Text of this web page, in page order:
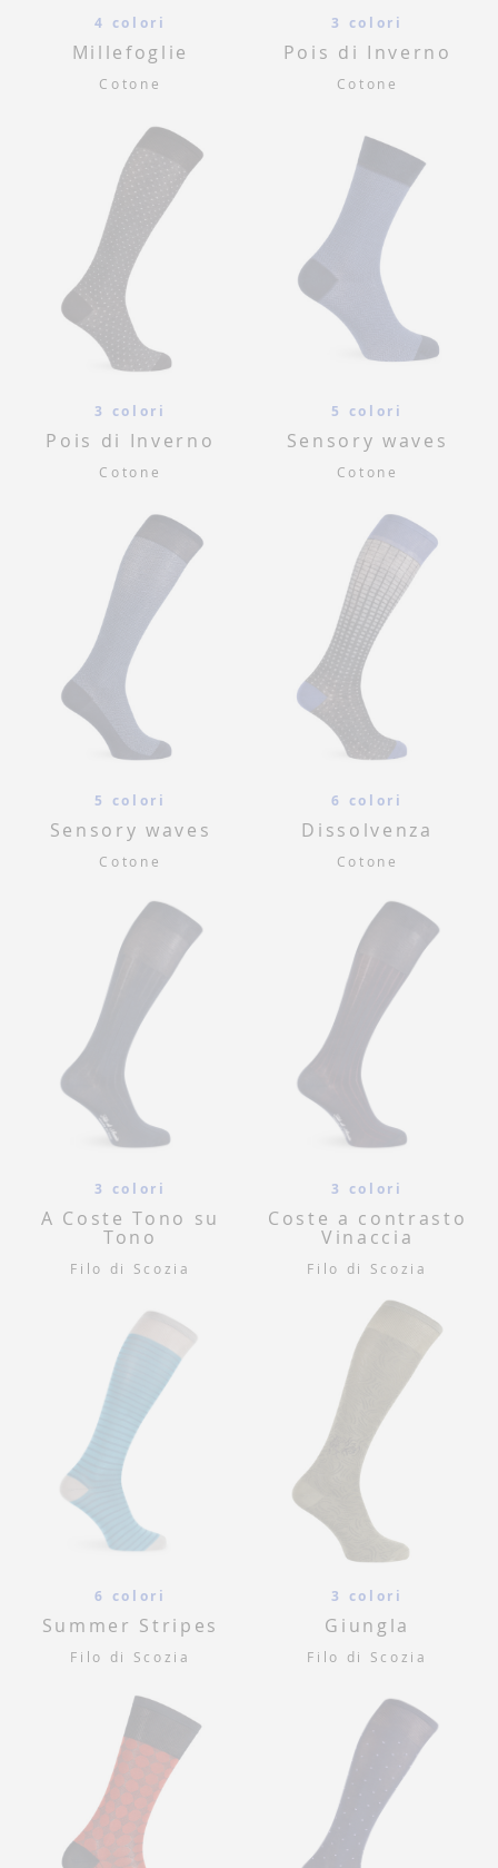
4 colori
Millefoglie
Cotone
3 colori
Pois di Inverno
Cotone
3 colori
Pois di Inverno
Cotone
5 colori
Sensory waves
Cotone
5 colori
Sensory waves
Cotone
6 colori
Dissolvenza
Cotone
3 colori
A Coste Tono su
Tono
Filo di Scozia
3 colori
Coste a contrasto
Vinaccia
Filo di Scozia
6 colori
Summer Stripes
Filo di Scozia
3 colori
Giungla
Filo di Scozia